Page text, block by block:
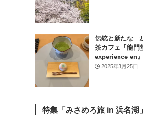
伝統と新たな一
茶カフェ『龍門
experience en』
2025年3月25日
特集「みさめろ旅 in 浜名湖」